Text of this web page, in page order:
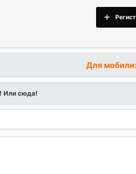
Для
Или сюда!